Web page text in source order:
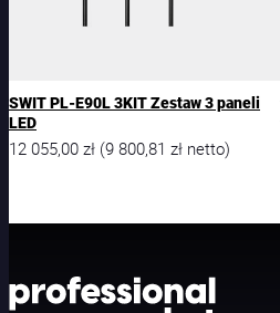
SWIT PL-E90L 3KIT Zestaw 3 paneli
LED
12 055,00 zł (9 800,81 zł netto)